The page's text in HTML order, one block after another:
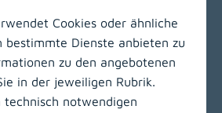
Cookies oder ähnliche
bestimmte Dienste anbieten zu
zu den angebotenen
in der jeweiligen Rubrik.
technisch notwendigen